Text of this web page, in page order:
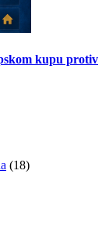
kupu protiv
(18)